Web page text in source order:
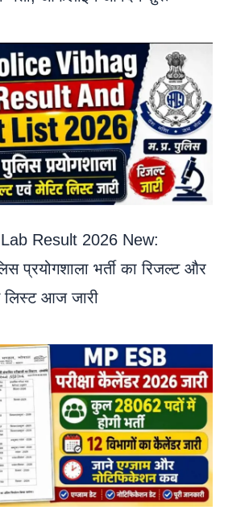
Result 2026 New:
प्रयोगशाला भर्ती का रिजल्ट और
लिस्ट आज जारी